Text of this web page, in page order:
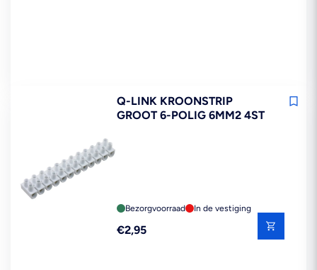
Q-LINK KROONSTRIP
GROOT 6-POLIG 6MM2 4ST
Bezorgvoorraad In de vestiging
Reguliere
€2,95